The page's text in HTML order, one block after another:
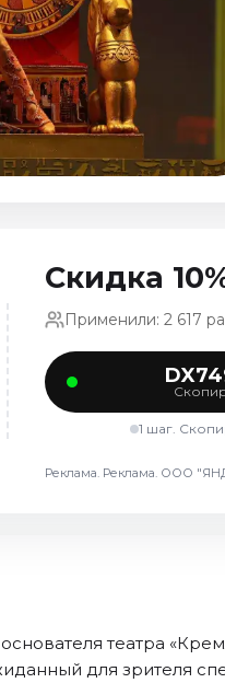
Скидка
Применили: 2 617
1 шаг.
Реклама. Реклама. ООО
театра
для зрителя